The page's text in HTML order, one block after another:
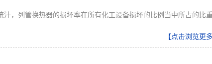
，列管换热器的损坏率在所有化工设备损坏的比例当中所占的比
【点击浏览更